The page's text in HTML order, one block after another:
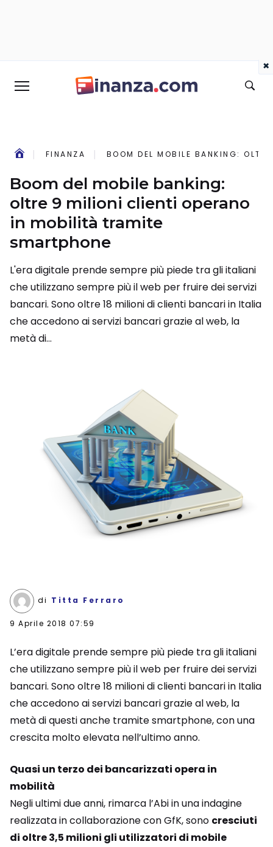
FINANZA BOOM DEL MOBILE BANKING:
Boom del mobile banking:
oltre 9 milioni clienti operano
in mobilità tramite
smartphone
L'era digitale prende sempre più piede tra gli italiani
che utilizzano sempre più il web per fruire dei servizi
bancari. Sono oltre 18 milioni di clienti bancari in Italia
che accedono ai servizi bancari grazie al web, la
metà di...
di Titta Ferraro
9 Aprile 2018 07:59
L’era digitale prende sempre più piede tra gli italiani
che utilizzano sempre più il web per fruire dei servizi
bancari. Sono oltre 18 milioni di clienti bancari in Italia
che accedono ai servizi bancari grazie al web, la
metà di questi anche tramite smartphone, con una
crescita molto elevata nell’ultimo anno.
Quasi un terzo dei bancarizzati opera in
mobilità
Negli ultimi due anni, rimarca l’Abi in una indagine
realizzata in collaborazione con GfK, sono cresciuti
di oltre 3,5 milioni gli utilizzatori di mobile
×